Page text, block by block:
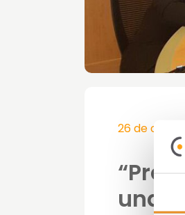
26 de
una